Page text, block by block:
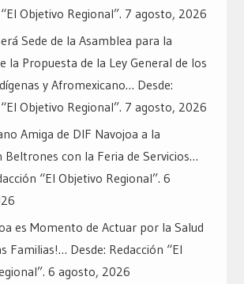
Objetivo Regional”. 7 agosto, 2026
Sede de la Asamblea para la
la Propuesta de la Ley General de los
y Afromexicano… Desde:
Objetivo Regional”. 7 agosto, 2026
Amiga de DIF Navojoa a la
Beltrones con la Feria de Servicios…
“El Objetivo Regional”. 6
es Momento de Actuar por la Salud
Familias!… Desde: Redacción “El
6 agosto, 2026